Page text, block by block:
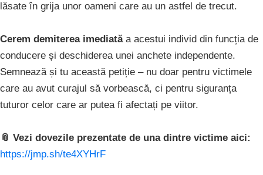
lăsate în grija unor oameni care au un astfel de trecut.
Cerem demiterea imediată a acestui individ din funcția de
conducere și deschiderea unei anchete independente.
Semnează și tu această petiție – nu doar pentru victimele
care au avut curajul să vorbească, ci pentru siguranța
tuturor celor care ar putea fi afectați pe viitor.
📎 Vezi dovezile prezentate de una dintre victime aici:
https://jmp.sh/te4XYHrF